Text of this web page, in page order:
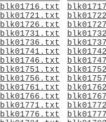
blk01716.txt
blk01721.txt
blk01726.txt
blk01731.txt
blk01736.txt
blk01741.txt
blk01746.txt
blk01751.txt
blk01756.txt
blk01761.txt
blk01766.txt
blk01771.txt
blk01776.txt